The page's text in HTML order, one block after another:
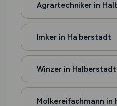
Agrartechniker in
Imker in Halberstadt
Winzer in Halberstadt
Molkereifachmann in